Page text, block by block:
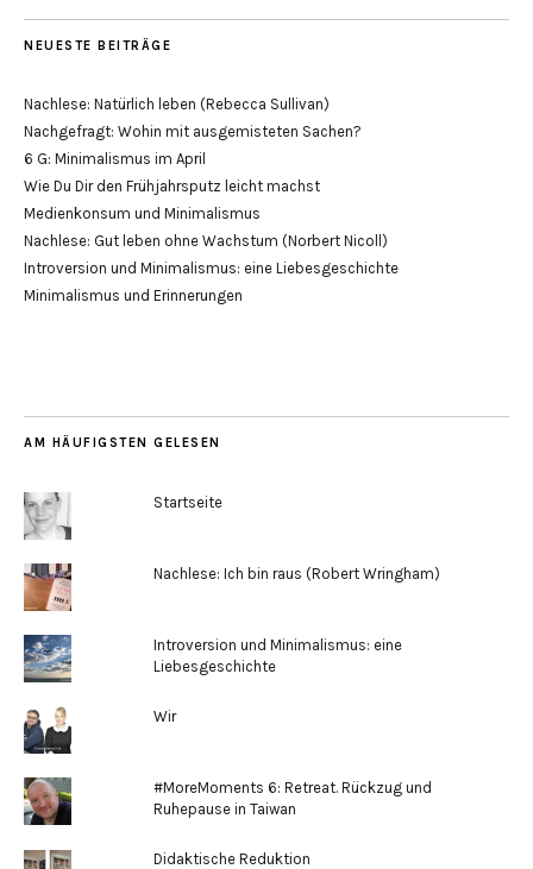
NEUESTE BEITRÄGE
Nachlese: Natürlich leben (Rebecca Sullivan)
Nachgefragt: Wohin mit ausgemisteten Sachen?
6 G: Minimalismus im April
Wie Du Dir den Frühjahrsputz leicht machst
Medienkonsum und Minimalismus
Nachlese: Gut leben ohne Wachstum (Norbert Nicoll)
Introversion und Minimalismus: eine Liebesgeschichte
Minimalismus und Erinnerungen
AM HÄUFIGSTEN GELESEN
Startseite
Nachlese: Ich bin raus (Robert Wringham)
Introversion und Minimalismus: eine
Liebesgeschichte
Wir
#MoreMoments 6: Retreat. Rückzug und
Ruhepause in Taiwan
Didaktische Reduktion